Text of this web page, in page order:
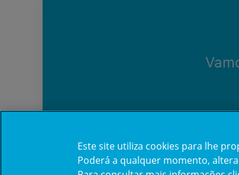
Este site utiliza cookies para lhe
Poderá a qualquer momento,